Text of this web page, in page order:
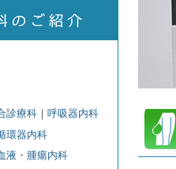
診療科 ｜ 呼吸器内科
環器内科
液・腫瘍内科